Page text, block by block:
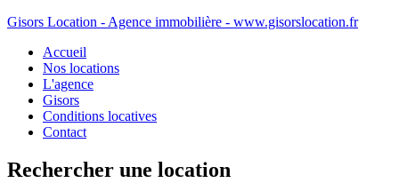
Gisors Location - Agence immobilière - www.gisorslocation.fr
Accueil
Nos locations
L'agence
Gisors
Conditions locatives
Contact
Rechercher une location